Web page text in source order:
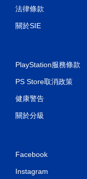
法律條款
關於SIE
PlayStation服務條款
PS Store取消政策
健康警告
關於分級
Facebook
Instagram